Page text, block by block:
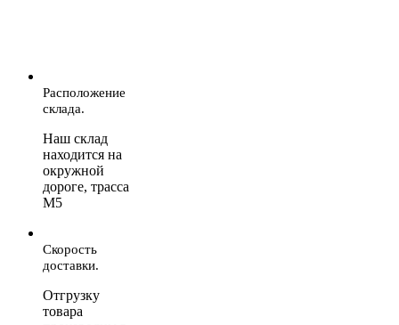
Расположение
склада.
Наш склад
находится на
окружной
дороге, трасса
М5
Скорость
доставки.
Отгрузку
товара